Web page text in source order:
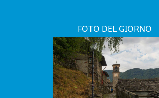
FOTO DEL GIORNO